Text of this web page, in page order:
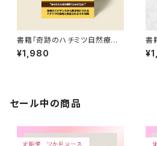
書籍「奇跡のハチミツ自然療法」
【送料無料】
¥1,980
書
ル
酸
セール中の商品